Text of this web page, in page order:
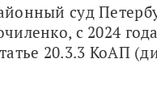
суд
с 2024
20.3.3 КоАП